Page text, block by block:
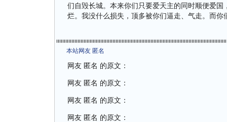
们自毁长城。本来你们只要爱天主的同时顺便爱
烂。我没什么损失，顶多被你们逼走、气走。而你
本站网友 匿名
网友 匿名 的原文：
网友 匿名 的原文：
网友 匿名 的原文：
网友 匿名 的原文：